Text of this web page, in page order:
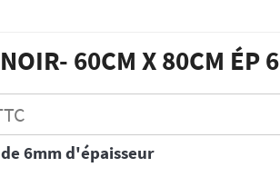
60CM X 80CM ÉP
de 6mm d'épaisseur